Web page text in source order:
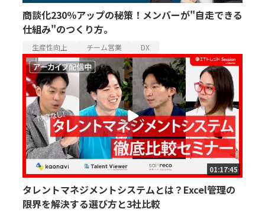
商談化230％アップの秘策！メンバーが"自走できる
仕組み"のつくり方。
生産性向上 チーム営業 DX
01:17:45
タレントマネジメントシステムとは？Excel管理の
限界を解決する選び方と3社比較